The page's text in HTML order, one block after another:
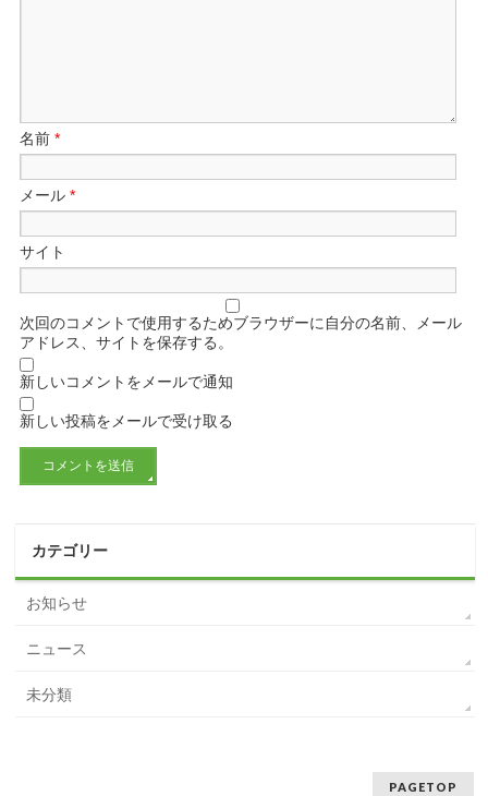
名前*
メール*
サイト
次回のコメントで使用するためブラウザーに自分の名前、メール
アドレス、サイトを保存する。
新しいコメントをメールで通知
新しい投稿をメールで受け取る
カテゴリー
お知らせ
ニュース
未分類
PAGETOP